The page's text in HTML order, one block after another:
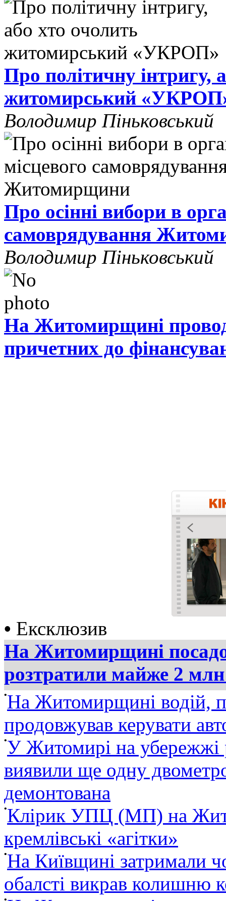
Про політичну інтригу,
житомирський
Володимир Піньковський
Про осінні вибори в
самоврядування
Володимир Піньковський
На Житомирщині
причетних до
• Ексклюзив
На Житомирщині
розтратили майже 2
•На Житомирщині водій,
продовжував керувати
•У Житомирі на убережжі
виявили ще одну
демонтована
•Клірик УПЦ (МП) на
кремлівські «агітки»
•На Київщині затримали
обалсті викрав колишню
•